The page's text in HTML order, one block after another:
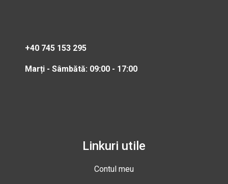
+40 745 153 295
Marți - Sâmbătă: 09:00 - 17:00
Linkuri utile
Contul meu